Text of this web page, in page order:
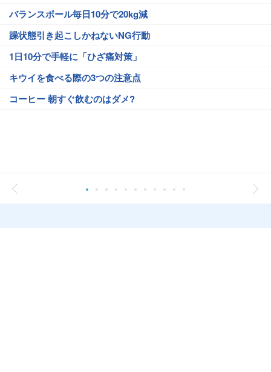
バランスボール毎日10分で20kg減
躁状態引き起こしかねないNG行動
1日10分で手軽に「ひざ痛対策」
キウイを食べる際の3つの注意点
コーヒー 朝すぐ飲むのはダメ?